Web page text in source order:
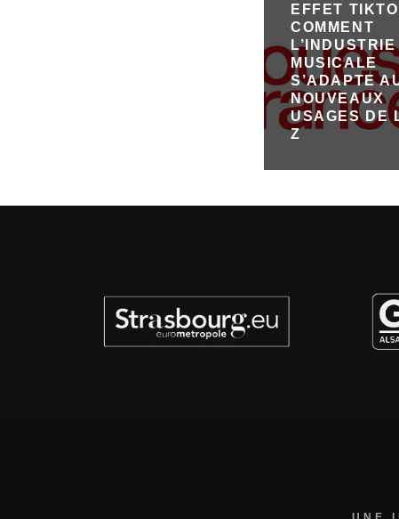
EFFET
COMMENT
L’INDUSTRIE
MUSICALE
S’ADAPTE
NOUVEAUX
USAGES DE
Z